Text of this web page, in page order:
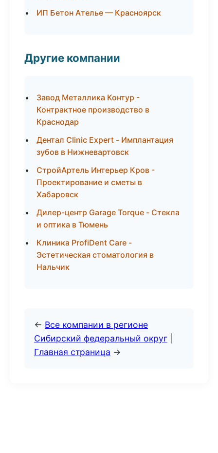
ИП Бетон Ателье — Красноярск
Другие компании
Завод Металлика Контур -
Контрактное производство в
Краснодар
Дентал Clinic Expert - Имплантация
зубов в Нижневартовск
СтройАртель Интерьер Кров -
Проектирование и сметы в
Хабаровск
Дилер-центр Garage Torque - Стекла
и оптика в Тюмень
Клиника ProfiDent Care -
Эстетическая стоматология в
Нальчик
← Все компании в регионе
Сибирский федеральный округ
Главная страница →